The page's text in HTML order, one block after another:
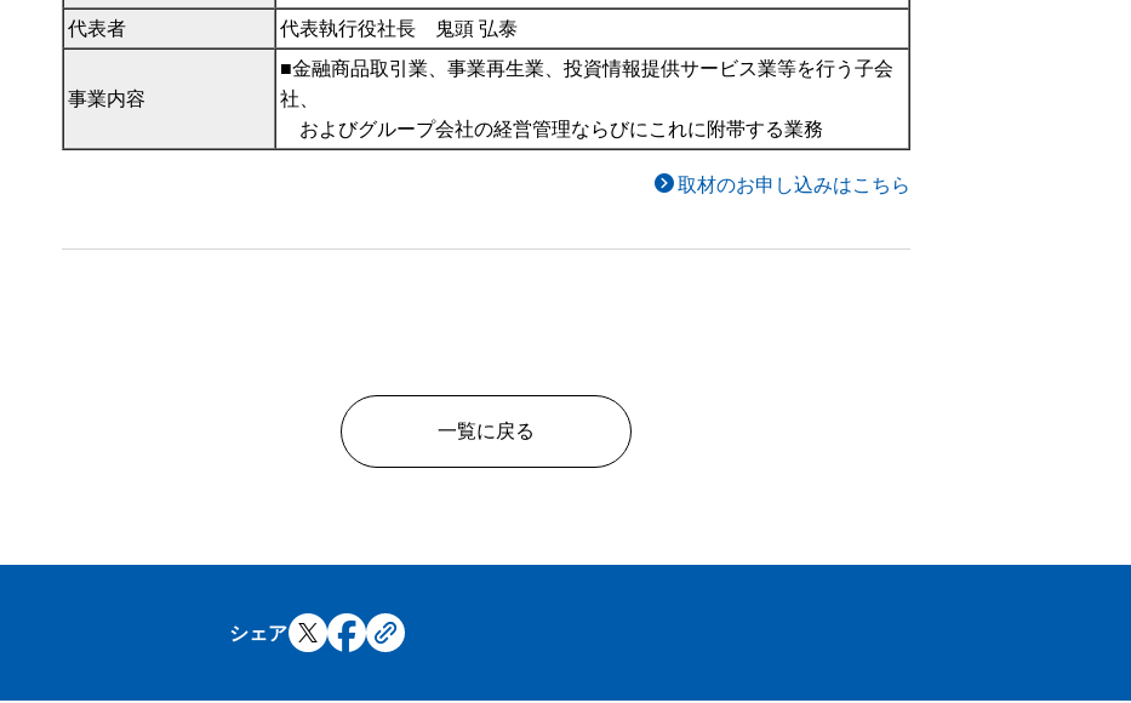
代表者
代表執行役社長 鬼頭 弘泰
事業内容
■金融商品取引業、事業再生業、投資情報提供サービス業等を行う子会
社、
およびグループ会社の経営管理ならびにこれに附帯する業務
取材のお申し込みはこちら
一覧に戻る
シェア